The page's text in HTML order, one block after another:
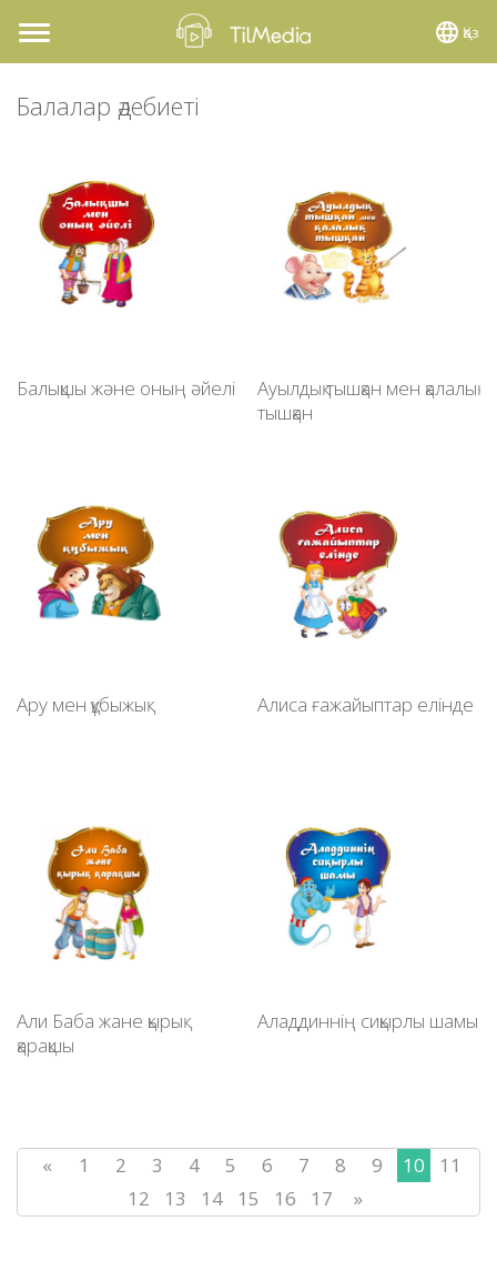
Toggle
navigation
Қаз
Балалар әдебиеті
Балықшы және оның әйелі
Ауылдық тышқан мен қалалық
тышқан
Ару мен құбыжық Алиса ғажайыптар елінде
Али Баба жане қырық
қарақшы
Аладдиннің сиқырлы шамы
« 1 2 3 4 5 6 7 8 9 10
11
12
13 14 15 16 17 »